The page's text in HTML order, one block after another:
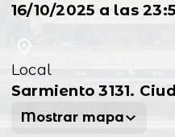
16/10/2025 a las
Local
Sarmiento 3131.
Mostrar mapa